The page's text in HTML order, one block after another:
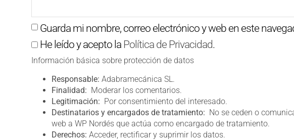
Guarda mi nombre, correo electrónico y web en este
He leído y acepto la Política de Privacidad.
Información básica sobre protección de datos
Responsable: Adabramecánica SL.
Finalidad: Moderar los comentarios.
Legitimación: Por consentimiento del interesado.
Destinatarios y encargados de tratamiento: No se ceden o
web a WP Nordés que actúa como encargado de tratamiento.
Derechos: Acceder, rectificar y suprimir los datos.